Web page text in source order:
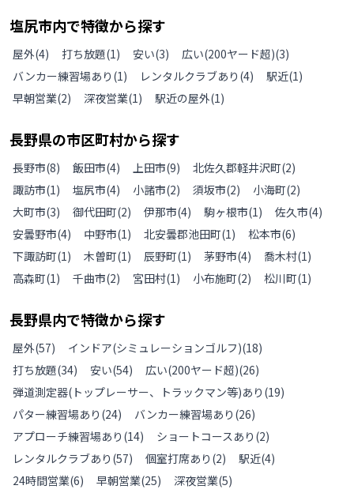
塩尻市内で特徴から探す
屋外(4) 打ち放題(1) 安い(3) 広い(200ヤード超)(3)
バンカー練習場あり (1) レンタルクラブあり (4) 駅近(1)
早朝営業(2) 深夜営業(1) 駅近の屋外(1)
長野県の市区町村から探す
長野市(8) 飯田市(4) 上田市(9) 北佐久郡軽井沢町(2)
諏訪市(1) 塩尻市(4) 小諸市(2) 須坂市(2) 小海町(2)
大町市(3) 御代田町(2) 伊那市(4) 駒ヶ根市(1) 佐久市(4)
安曇野市(4) 中野市(1) 北安曇郡池田町(1) 松本市(6)
下諏訪町(1) 木曽町(1) 辰野町(1) 茅野市(4) 喬木村(1)
高森町(1) 千曲市(2) 宮田村(1) 小布施町(2) 松川町(1)
長野県内で特徴から探す
屋外(57) インドア(シミュレーションゴルフ)(18)
打ち放題(34) 安い(54) 広い(200ヤード超)(26)
弾道測定器(トップレーサー、トラックマン等)あり (19)
パター練習場あり (24) バンカー練習場あり (26)
アプローチ練習場あり (14) ショートコースあり (2)
レンタルクラブあり (57) 個室打席あり (2) 駅近(4)
24時間営業(6) 早朝営業(25) 深夜営業(5)